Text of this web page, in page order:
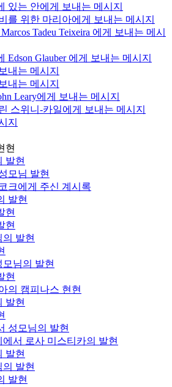
있는 안에게 보내는 메시지
를 위한 마리아에게 보내는 메시지
Tadeu Teixeira 에게 보내는 메시
Edson Glauber 에게 보내는 메시지
내는 메시지
내는 메시지
Leary에게 보내는 메시지
스위니-카일에게 보내는 메시지
지
현
발현
모님 발현
크에게 주신 계시록
발현
현
현
발현
님의 발현
현
의 캠피나스 현현
발현
성모님의 발현
서 로사 미스티카의 발현
발현
발현
발현